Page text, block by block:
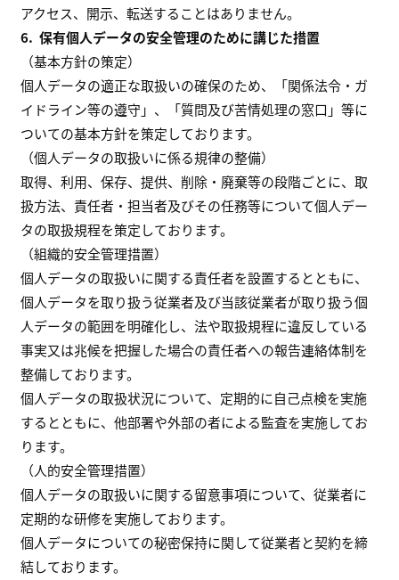
アクセス、開示、転送することはありません。
6. 保有個人データの安全管理のために講じた措置
（基本方針の策定）
個人データの適正な取扱いの確保のため、「関係法令・ガ
イドライン等の遵守」、「質問及び苦情処理の窓口」等に
ついての基本方針を策定しております。
（個人データの取扱いに係る規律の整備）
取得、利用、保存、提供、削除・廃棄等の段階ごとに、取
扱方法、責任者・担当者及びその任務等について個人デー
タの取扱規程を策定しております。
（組織的安全管理措置）
個人データの取扱いに関する責任者を設置するとともに、
個人データを取り扱う従業者及び当該従業者が取り扱う個
人データの範囲を明確化し、法や取扱規程に違反している
事実又は兆候を把握した場合の責任者への報告連絡体制を
整備しております。
個人データの取扱状況について、定期的に自己点検を実施
するとともに、他部署や外部の者による監査を実施してお
ります。
（人的安全管理措置）
個人データの取扱いに関する留意事項について、従業者に
定期的な研修を実施しております。
個人データについての秘密保持に関して従業者と契約を締
結しております。